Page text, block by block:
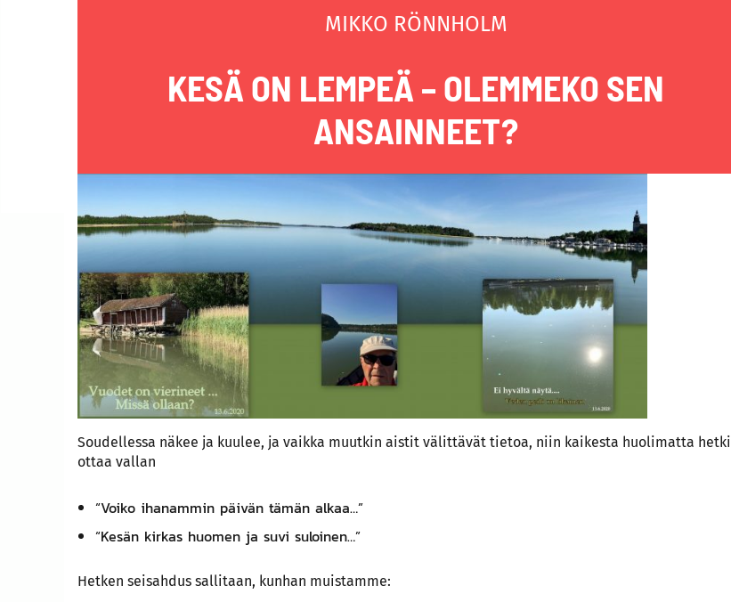
MIKKO RÖNNHOLM
KESÄ ON LEMPEÄ – OLEMMEKO SEN
ANSAINNEET?
Soudellessa näkee ja kuulee, ja vaikka muutkin aistit välittävät tietoa, niin kaikesta huolimatta hetki
ottaa vallan
“Voiko ihanammin päivän tämän alkaa…”
“Kesän kirkas huomen ja suvi suloinen…”
Hetken seisahdus sallitaan, kunhan muistamme: